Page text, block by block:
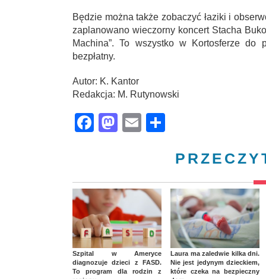
Będzie można także zobaczyć łaziki i
zaplanowano wieczorny koncert Stacha
Machina”. To wszystko w Kortosferze do
bezpłatny.
Autor: K. Kantor
Redakcja: M. Rutynowski
Facebook
Mastodon
Email
Szpital w Ameryce
diagnozuje dzieci z FASD.
To program dla rodzin z
Laura ma zaledwie kilka dni.
Nie jest jedynym dzieckiem,
które czeka na bezpieczny